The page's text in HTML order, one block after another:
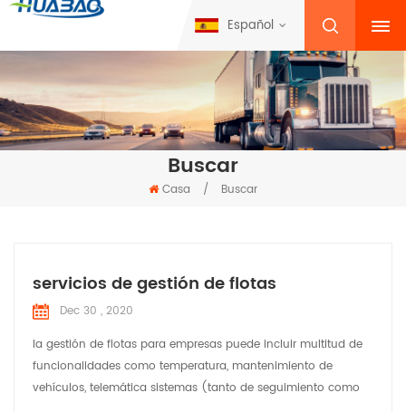
Español
Buscar
Casa / Buscar
servicios de gestión de flotas
Dec 30 , 2020
la gestión de flotas para empresas puede incluir multitud de
funcionalidades como temperatura, mantenimiento de
vehículos, telemática sistemas (tanto de seguimiento como